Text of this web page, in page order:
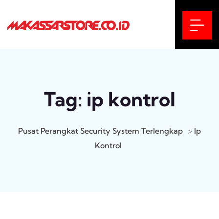
Tag: ip kontrol
Pusat Perangkat Security System Terlengkap > Ip
Kontrol